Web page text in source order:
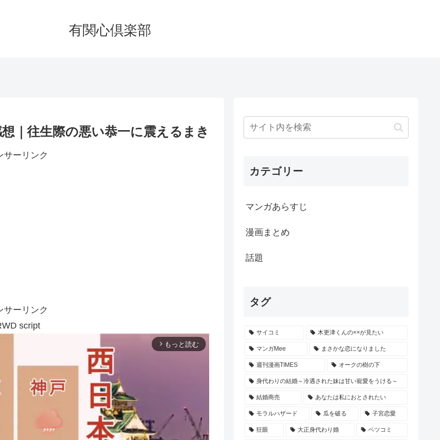
有関心倶楽部
｜往生際の悪い恭一に震えるまき
サーリンク
サーリンク
script
arrow_forward_ios もっと読む
カテゴリー
マンガあらすじ
漫画まとめ
話題
タグ
サイコミ 木更津くんの××が見たい
マンガMee まさかな恋になりました
週刊漫画TIMES オークの樹の下
身代わりの結婚～冷遇された妹は甘い寵愛をうける～
結婚商売 あなたは私におとされたい
モラルハザード 瓜を破る 子宮恋愛
狂眼 大正身代わり婚 ベツコミ